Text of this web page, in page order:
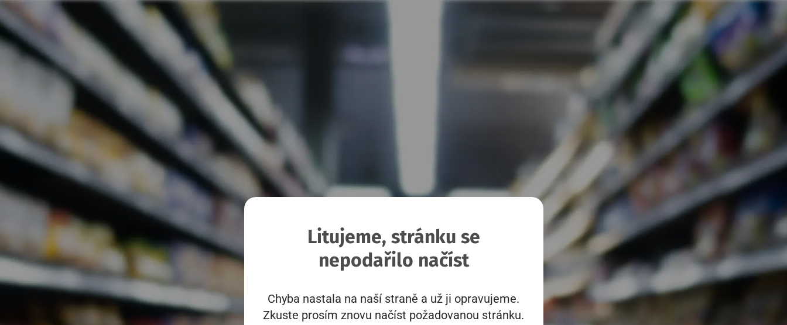
Litujeme, stránku se
nepodařilo načíst
Chyba nastala na naší straně a už ji opravujeme.
Zkuste prosím znovu načíst požadovanou stránku.